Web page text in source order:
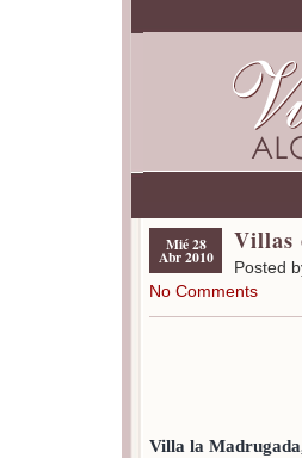
Mié 28
Abr 2010
Villas
Posted
No Comments
Villa la